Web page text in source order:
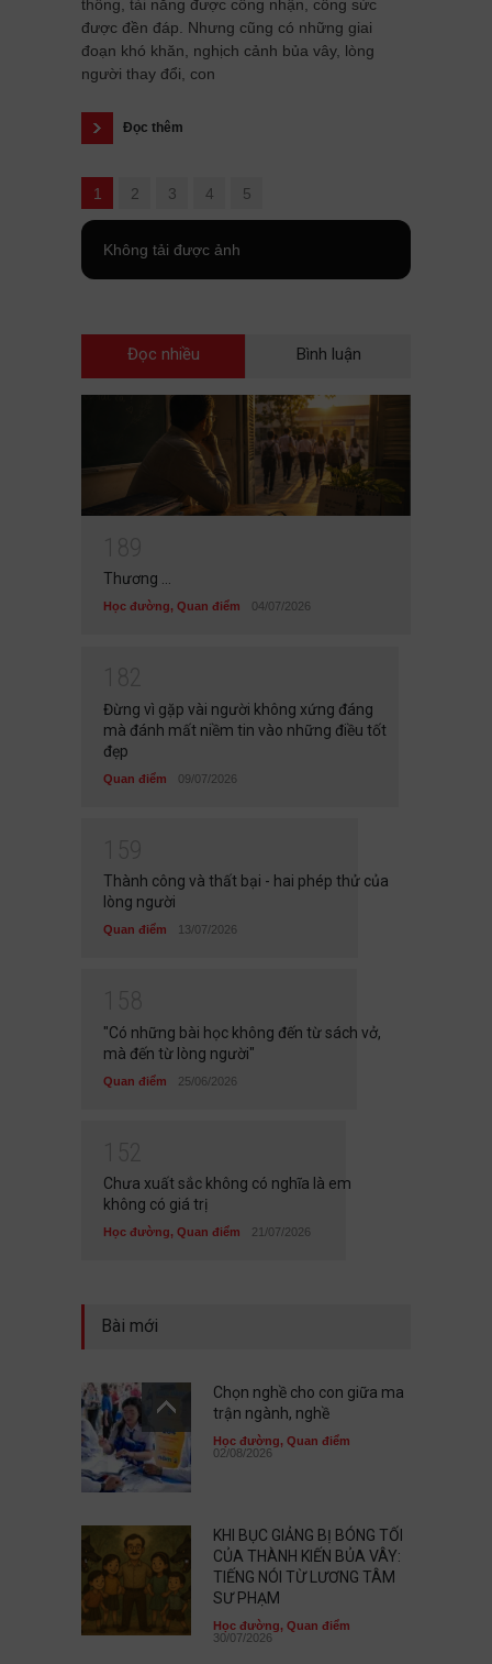
thông, tài năng được công nhận, công sức
được đền đáp. Nhưng cũng có những giai
đoạn khó khăn, nghịch cảnh bủa vây, lòng
người thay đổi, con
Đọc thêm
1 2 3 4 5
Không tải được ảnh
Đọc nhiều Bình luận
Thương ...
Học đường, Quan điểm 04/07/2026
Đừng vì gặp vài người không xứng đáng
mà đánh mất niềm tin vào những điều tốt
đẹp
Quan điểm 09/07/2026
Thành công và thất bại - hai phép thử của
lòng người
Quan điểm 13/07/2026
"Có những bài học không đến từ sách vở,
mà đến từ lòng người"
Quan điểm 25/06/2026
Chưa xuất sắc không có nghĩa là em
không có giá trị
Học đường, Quan điểm 21/07/2026
Bài mới
Chọn nghề cho con giữa ma
trận ngành, nghề
Học đường, Quan điểm
02/08/2026
KHI BỤC GIẢNG BỊ BÓNG TỐI
CỦA THÀNH KIẾN BỦA VÂY:
TIẾNG NÓI TỪ LƯƠNG TÂM
SƯ PHẠM
Học đường, Quan điểm
30/07/2026